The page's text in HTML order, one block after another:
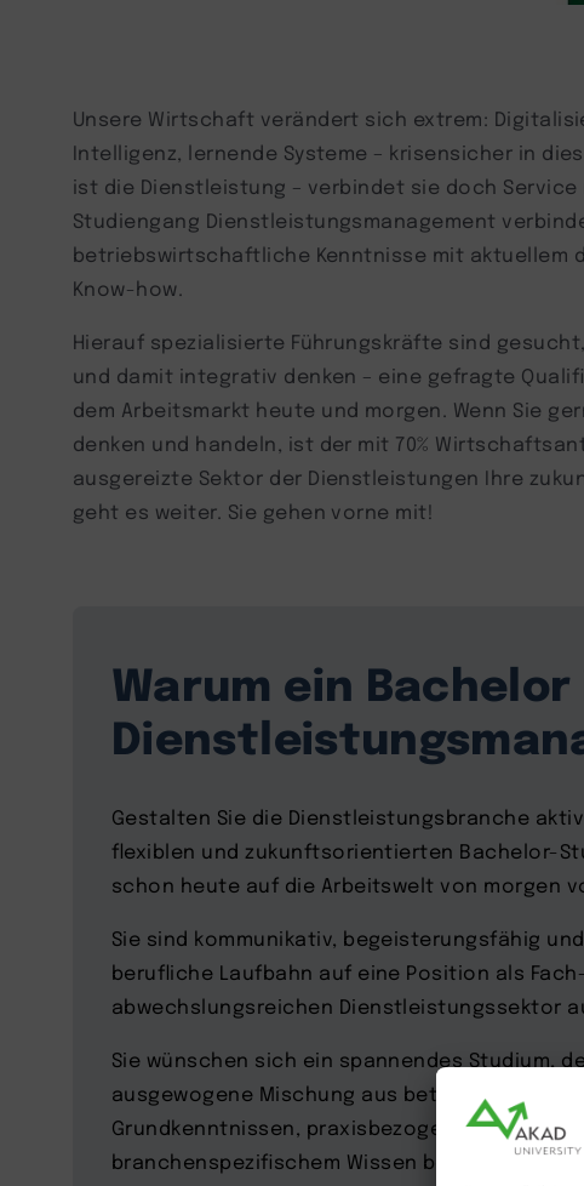
Unsere Wirtschaft verändert sich extrem:
Intelligenz, lernende Systeme – krisensicher in
ist die Dienstleistung – verbindet sie doch
Studiengang Dienstleistungsmanagement
betriebswirtschaftliche Kenntnisse mit aktuellem
Know-how.
Hierauf spezialisierte Führungskräfte sind
und damit integrativ denken – eine gefragte
dem Arbeitsmarkt heute und morgen. Wenn Sie
denken und handeln, ist der mit 70%
ausgereizte Sektor der Dienstleistungen Ihre
geht es weiter. Sie gehen vorne mit!
Warum ein Bachelor
Gestalten Sie die Dienstleistungsbranche
flexiblen und zukunftsorientierten Bachelor-
schon heute auf die Arbeitswelt von morgen
Sie sind kommunikativ, begeisterungsfähig
berufliche Laufbahn auf eine Position als
abwechslungsreichen Dienstleistungssektor
Sie wünschen sich ein spannendes Studium,
ausgewogene Mischung aus
Grundkenntnissen, praxisbezogenen
branchenspezifischem Wissen bereithält.